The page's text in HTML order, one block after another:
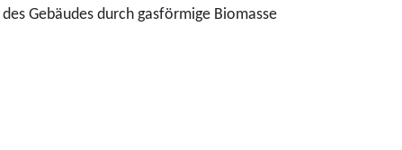
Gebäudes durch gasförmige Biomasse